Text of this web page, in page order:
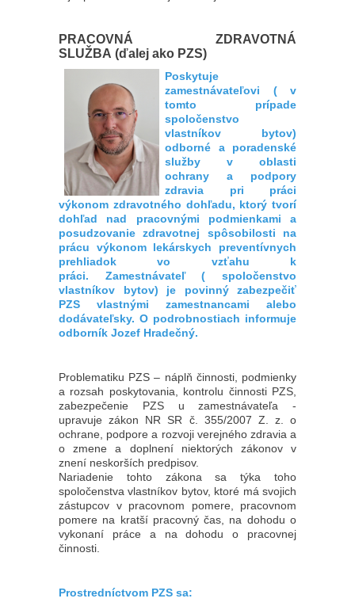
PRACOVNÁ ZDRAVOTNÁ
SLUŽBA (ďalej ako PZS)
Poskytuje
zamestnávateľovi ( v
tomto prípade
spoločenstvo
vlastníkov bytov)
odborné a poradenské
služby v oblasti
ochrany a podpory
zdravia pri práci
výkonom zdravotného dohľadu, ktorý tvorí
dohľad nad pracovnými podmienkami a
posudzovanie zdravotnej spôsobilosti na
prácu výkonom lekárskych preventívnych
prehliadok vo vzťahu k
práci. Zamestnávateľ ( spoločenstvo
vlastníkov bytov) je povinný zabezpečiť
PZS vlastnými zamestnancami alebo
dodávateľsky. O podrobnostiach informuje
odborník Jozef Hradečný.
Problematiku PZS – náplň činnosti, podmienky
a rozsah poskytovania, kontrolu činnosti PZS,
zabezpečenie PZS u zamestnávateľa -
upravuje zákon NR SR č. 355/2007 Z. z. o
ochrane, podpore a rozvoji verejného zdravia a
o zmene a doplnení niektorých zákonov v
znení neskorších predpisov.
Nariadenie tohto zákona sa týka toho
spoločenstva vlastníkov bytov, ktoré má svojich
zástupcov v pracovnom pomere, pracovnom
pomere na kratší pracovný čas, na dohodu o
vykonaní práce a na dohodu o pracovnej
činnosti.
Prostredníctvom PZS sa: